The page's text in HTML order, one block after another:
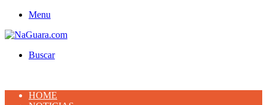
Menu
Buscar
HOME